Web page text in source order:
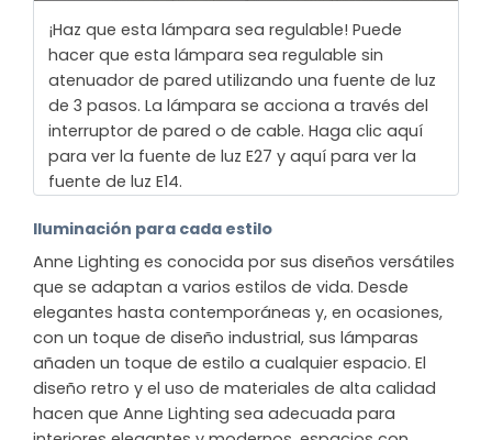
¡Haz que esta lámpara sea regulable! Puede
hacer que esta lámpara sea regulable sin
atenuador de pared utilizando una fuente de luz
de 3 pasos. La lámpara se acciona a través del
interruptor de pared o de cable. Haga clic aquí
para ver la fuente de luz E27 y aquí para ver la
fuente de luz E14.
Iluminación para cada estilo
Anne Lighting es conocida por sus diseños versátiles
que se adaptan a varios estilos de vida. Desde
elegantes hasta contemporáneas y, en ocasiones,
con un toque de diseño industrial, sus lámparas
añaden un toque de estilo a cualquier espacio. El
diseño retro y el uso de materiales de alta calidad
hacen que Anne Lighting sea adecuada para